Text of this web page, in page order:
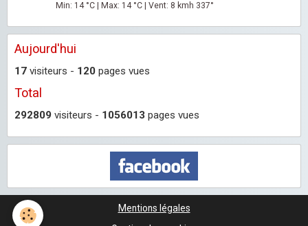
Min: 14 °C | Max: 14 °C | Vent: 8 kmh 337°
Aujourd'hui
17 visiteurs - 120 pages vues
Total
292809 visiteurs - 1056013 pages vues
Mentions légales